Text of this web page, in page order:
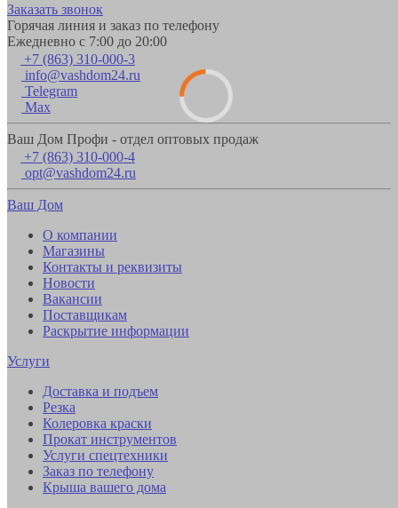
Заказать звонок
Горячая линия и заказ по телефону
Ежедневно с 7:00 до 20:00
+7 (863) 310-000-3
info@vashdom24.ru
Telegram
Max
Ваш Дом Профи - отдел оптовых продаж
+7 (863) 310-000-4
opt@vashdom24.ru
Ваш Дом
О компании
Магазины
Контакты и реквизиты
Новости
Вакансии
Поставщикам
Раскрытие информации
Услуги
Доставка и подъем
Резка
Колеровка краски
Прокат инструментов
Услуги спецтехники
Заказ по телефону
Крыша вашего дома